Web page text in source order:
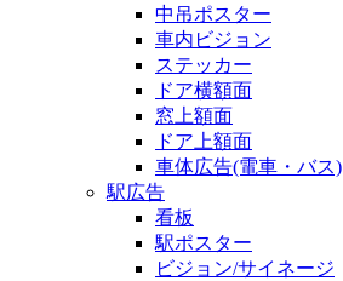
中吊ポスター
車内ビジョン
ステッカー
ドア横額面
窓上額面
ドア上額面
車体広告(電車・バス)
駅広告
看板
駅ポスター
ビジョン/サイネージ